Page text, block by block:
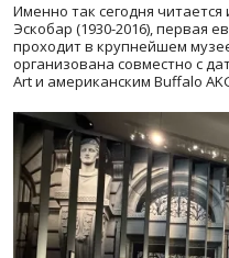
Именно так сегодня
Эскобар (1930-2016), первая
проходит в крупнейшем
организована совместно с
Art и американским Buffalo